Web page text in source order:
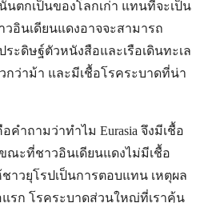
นตกเป็นของโลกเก่า แทนที่จะเป็น
อินเดียนแดงอาจจะสามารถ
ะดิษฐ์ตัวหนังสือและเรือเดินทะเล
กว่าม้า และมีเชื้อโรคระบาดที่น่า
ำถามว่าทำไม Eurasia จึงมีเชื้อ
ณะที่ชาวอินเดียนแดงไม่มีเชื้อ
าวยุโรปเป็นการตอบแทน เหตุผล
รก โรคระบาดส่วนใหญ่ที่เราคุ้น